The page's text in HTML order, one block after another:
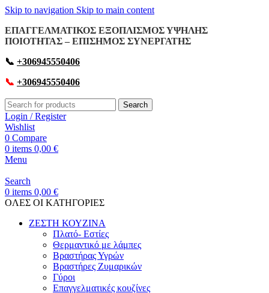
Skip to navigation Skip to main content
ΕΠΑΓΓΕΛΜΑΤΙΚΟΣ ΕΞΟΠΛΙΣΜΟΣ ΥΨΗΛΗΣ
ΠΟΙΟΤΗΤΑΣ – ΕΠΙΣΗΜΟΣ ΣΥΝΕΡΓΑΤΗΣ
📞 +306945550406
📞 +306945550406
Search
Login / Register
Wishlist
0 Compare
0 items 0,00 €
Menu
Search
0 items 0,00 €
OΛΕΣ ΟΙ ΚΑΤΗΓΟΡΙΕΣ
ΖΕΣΤΗ ΚΟΥΖΙΝΑ
Πλατό- Εστίες
Θερμαντικό με λάμπες
Βραστήρας Υγρών
Βραστήρες Ζυμαρικών
Γύροι
Επαγγελματικές κουζίνες